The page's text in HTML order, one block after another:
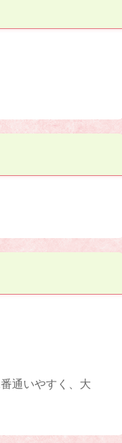
通いやすく、大